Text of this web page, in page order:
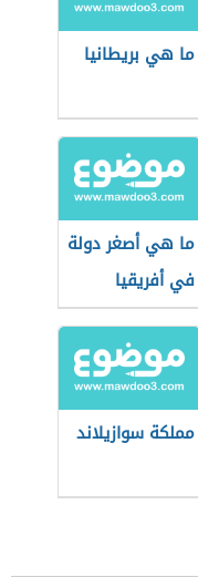
ما هي بريطانيا
ما هي أصغر دولة
في أفريقيا
مملكة سوازيلاند